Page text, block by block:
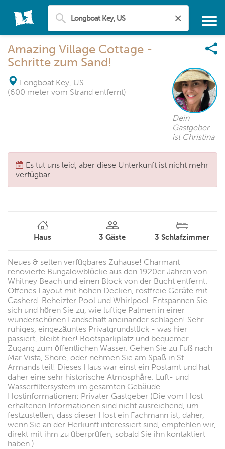
Amazing Village Cottage -
Schritte zum Sand!
Longboat Key, US -
(600 meter vom Strand entfernt)
Dein
Gastgeber
ist Christina
Es tut uns leid, aber diese Unterkunft ist nicht mehr
verfügbar
Haus 3 Gäste 3 Schlafzimmer
Neues & selten verfügbares Zuhause! Charmant
renovierte Bungalowblöcke aus den 1920er Jahren von
Whitney Beach und einen Block von der Bucht entfernt.
Offenes Layout mit hohen Decken, rostfreie Geräte mit
Gasherd. Beheizter Pool und Whirlpool. Entspannen Sie
sich und hören Sie zu, wie luftige Palmen in einer
wunderschönen Landschaft aneinander schlagen! Sehr
ruhiges, eingezäuntes Privatgrundstück - was hier
passiert, bleibt hier! Bootsparkplatz und bequemer
Zugang zum öffentlichen Wasser. Gehen Sie zu Fuß nach
Mar Vista, Shore, oder nehmen Sie am Spaß in St.
Armands teil! Dieses Haus war einst ein Postamt und hat
daher eine sehr historische Atmosphäre. Luft- und
Wasserfiltersystem im gesamten Gebäude.
Hostinformationen: Privater Gastgeber (Die vom Host
erhaltenen Informationen sind nicht ausreichend, um
festzustellen, dass dieser Host ein Fachmann ist, daher,
wenn Sie an der Herkunft interessiert sind, empfehlen wir,
direkt mit ihm zu überprüfen, sobald Sie ihn kontaktiert
haben.)